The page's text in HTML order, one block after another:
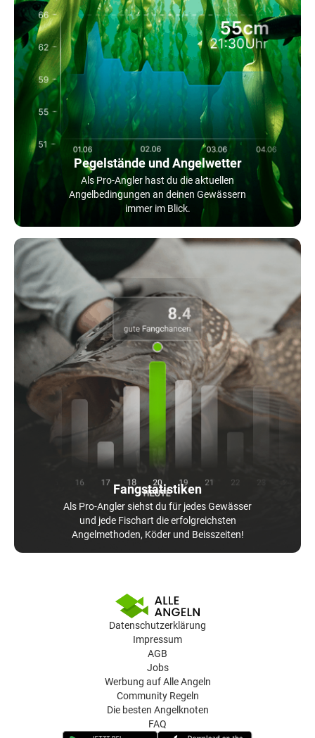
Pegelstände und Angelwetter
Als Pro-Angler hast du die aktuellen
Angelbedingungen an deinen Gewässern
immer im Blick.
Fangstatistiken
Als Pro-Angler siehst du für jedes Gewässer
und jede Fischart die erfolgreichsten
Angelmethoden, Köder und Beisszeiten!
Datenschutzerklärung
Impressum
AGB
Jobs
Werbung auf Alle Angeln
Community Regeln
Die besten Angelknoten
FAQ